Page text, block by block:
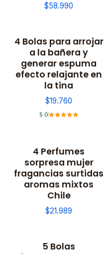
$58.990
4 Bolas para arrojar
a la bañera y
generar espuma
efecto relajante en
la tina
$19.760
5.0
4 Perfumes
sorpresa mujer
fragancias surtidas
aromas mixtos
Chile
$21.989
5 Bolas